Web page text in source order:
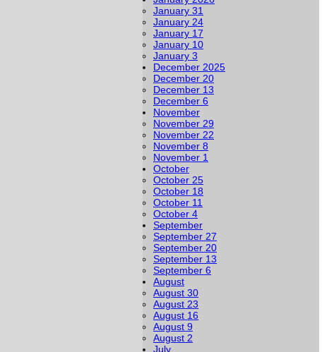
January 31
January 24
January 17
January 10
January 3
December 2025
December 20
December 13
December 6
November
November 29
November 22
November 8
November 1
October
October 25
October 18
October 11
October 4
September
September 27
September 20
September 13
September 6
August
August 30
August 23
August 16
August 9
August 2
July